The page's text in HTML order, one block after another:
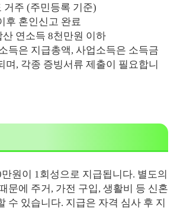
거주 (주민등록 기준)
후 혼인신고 완료
연소득 8천만원 이하
득은 지급총액, 사업소득은 소득금
며, 각종 증빙서류 제출이 필요합니
원이 1회성으로 지급됩니다. 별도의
문에 주거, 가전 구입, 생활비 등 신혼
수 있습니다. 지급은 자격 심사 후 지